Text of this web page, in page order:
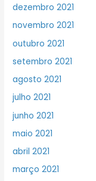
dezembro 2021
novembro 2021
outubro 2021
setembro 2021
agosto 2021
julho 2021
junho 2021
maio 2021
abril 2021
março 2021